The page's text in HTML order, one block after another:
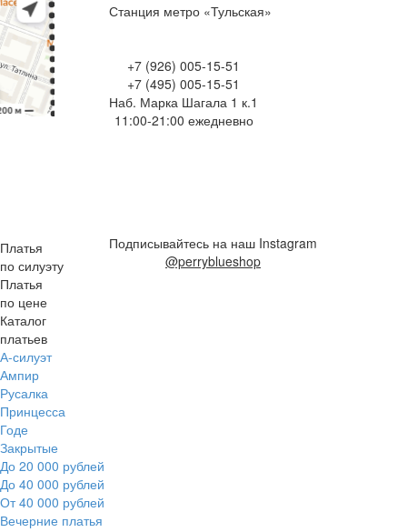
Станция метро «Тульская»
+7 (926) 005-15-51
+7 (495) 005-15-51
Наб. Марка Шагала 1 к.1
11:00-21:00 ежедневно
Подписывайтесь на наш Instagram
@perryblueshop
Платья
по силуэту
Платья
по цене
Каталог
платьев
А-силуэт
Ампир
Русалка
Принцесса
Годе
Закрытые
До 20 000 рублей
До 40 000 рублей
От 40 000 рублей
Вечерние платья